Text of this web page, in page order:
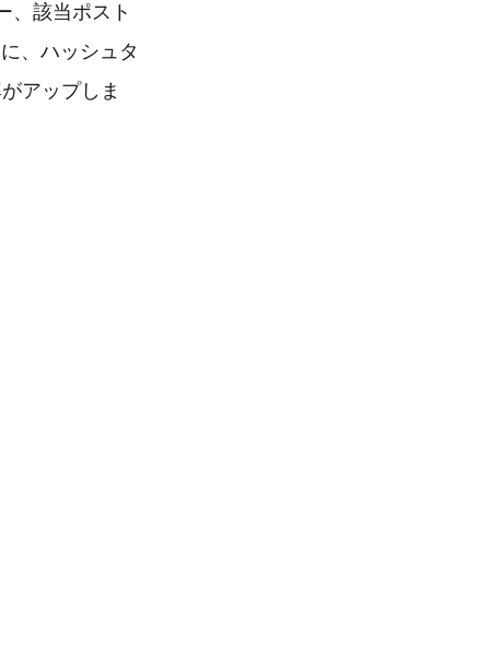
、該当ポスト
、ハッシュタ
アップしま